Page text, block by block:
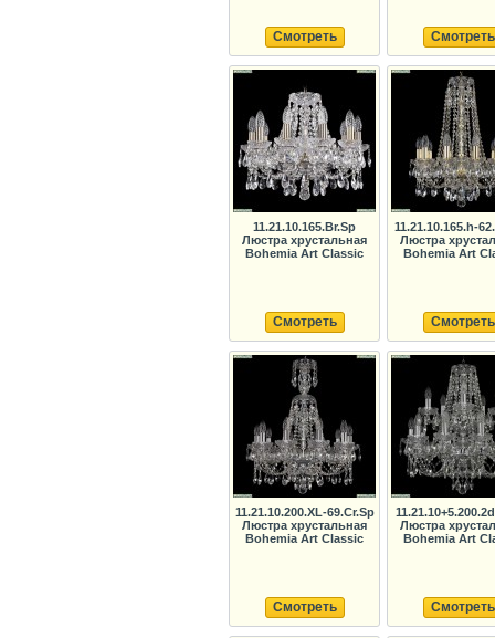
Смотреть Смотреть
11.21.10.165.Br.Sp
Люстра хрустальная
Bohemia Art Classic
Смотреть
11.21.10.165.h-
Люстра
Bohemia Art
Смотреть
11.21.10.200.XL-69.Cr.Sp
Люстра хрустальная
Bohemia Art Classic
Смотреть
Люстра
Bohemia Art
Смотреть